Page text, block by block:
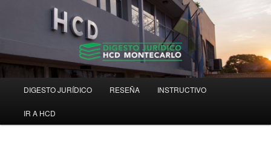
Digesto HCD Montecarlo
Digesto Jurídico Consolidado
principal
DIGESTO JURÍDICO RESEÑA INSTRUCTIVO
IR A HCD